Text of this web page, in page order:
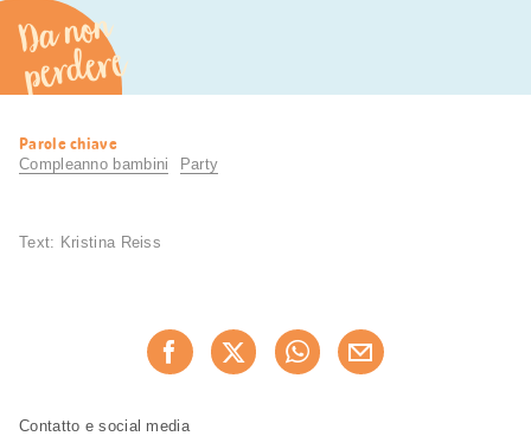
Da non
perdere
Informazioni
utili
Parole chiave
Compleanno bambini Party
Text: Kristina Reiss
Consiglia ora
Piè
Navigazione
Contatto e social media